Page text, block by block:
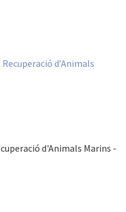
d’Animals
d'Animals Marins -